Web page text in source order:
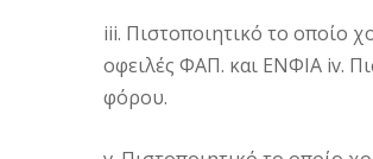
iii. Πιστοποιητικό το οποίο
οφειλές ΦΑΠ. και ΕΝΦΙΑ iv.
φόρου.